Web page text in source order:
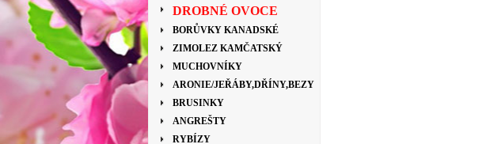
DROBNÉ OVOCE
BORŮVKY KANADSKÉ
ZIMOLEZ KAMČATSKÝ
MUCHOVNÍKY
ARONIE/JEŘÁBY,DŘÍNY,BEZY
BRUSINKY
ANGREŠTY
RYBÍZY